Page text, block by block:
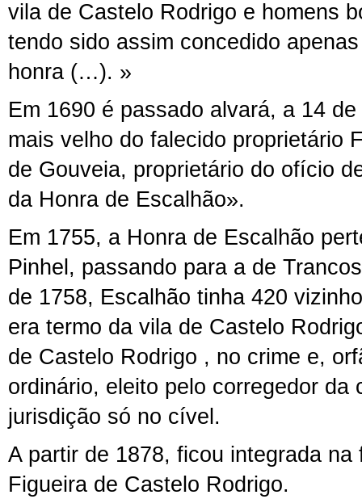
vila de Castelo Rodrigo e homens
tendo sido assim concedido
honra (…). »
Em 1690 é passado alvará, a 14
mais velho do falecido proprietário
de Gouveia, proprietário do ofício
da Honra de Escalhão».
Em 1755, a Honra de Escalhão
Pinhel, passando para a de
de 1758, Escalhão tinha 420
era termo da vila de Castelo
de Castelo Rodrigo , no crime e,
ordinário, eleito pelo corregedor da
jurisdição só no cível.
A partir de 1878, ficou integrada na
Figueira de Castelo Rodrigo.